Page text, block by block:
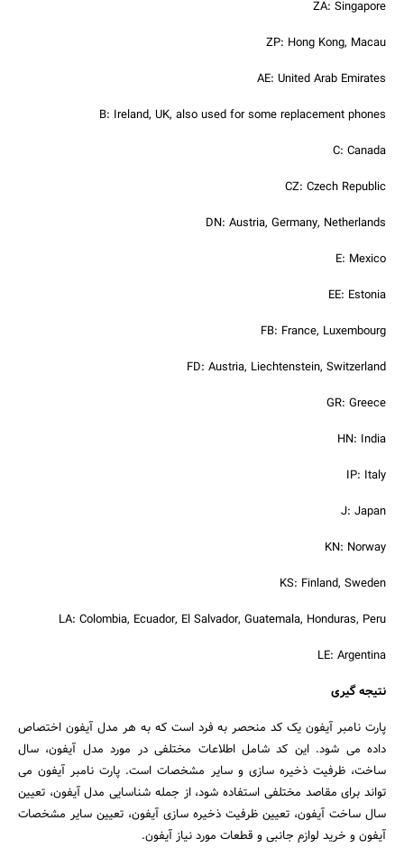
ZA: Singapore
ZP: Hong Kong, Macau
AE: United Arab Emirates
B: Ireland, UK, also used for some replacement phones
C: Canada
CZ: Czech Republic
DN: Austria, Germany, Netherlands
E: Mexico
EE: Estonia
FB: France, Luxembourg
FD: Austria, Liechtenstein, Switzerland
GR: Greece
HN: India
IP: Italy
J: Japan
KN: Norway
KS: Finland, Sweden
LA: Colombia, Ecuador, El Salvador, Guatemala, Honduras, Peru
LE: Argentina
نتیجه گیری
پارت نامبر آیفون یک کد منحصر به فرد است که به هر مدل آیفون اختصاص
داده می شود. این کد شامل اطلاعات مختلفی در مورد مدل آیفون، سال
ساخت، ظرفیت ذخیره سازی و سایر مشخصات است. پارت نامبر آیفون می
تواند برای مقاصد مختلفی استفاده شود، از جمله شناسایی مدل آیفون، تعیین
سال ساخت آیفون، تعیین ظرفیت ذخیره سازی آیفون، تعیین سایر مشخصات
آیفون و خرید لوازم جانبی و قطعات مورد نیاز آیفون.